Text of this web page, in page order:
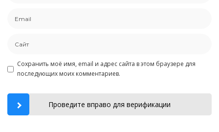
Сохранить моё имя, email и адрес сайта в этом браузере для
последующих моих комментариев.
Проведите вправо для верификации